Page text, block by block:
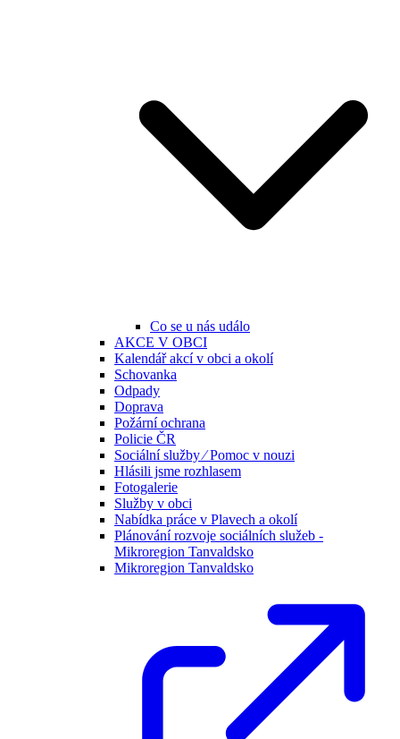
Co se u nás událo
AKCE V OBCI
Kalendář akcí v obci a okolí
Schovanka
Odpady
Doprava
Požární ochrana
Policie ČR
Sociální služby ⁄ Pomoc v nouzi
Hlásili jsme rozhlasem
Fotogalerie
Služby v obci
Nabídka práce v Plavech a okolí
Plánování rozvoje sociálních služeb -
Mikroregion Tanvaldsko
Mikroregion Tanvaldsko